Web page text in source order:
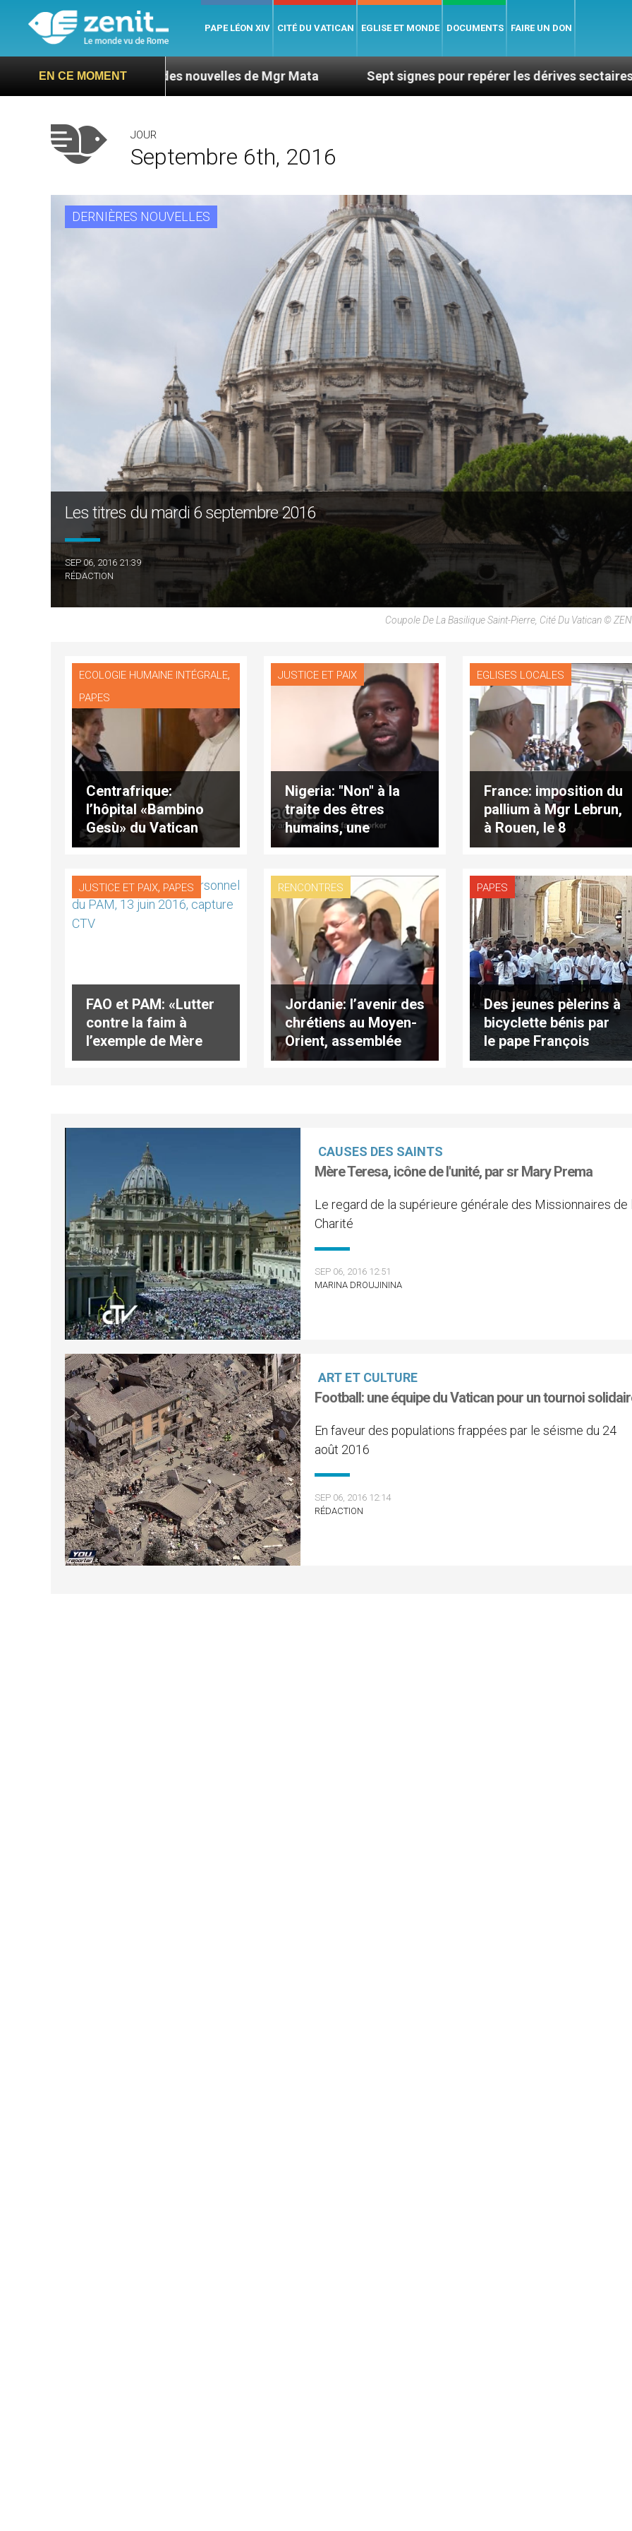
PAPE LÉON XIV CITÉ DU VATICAN EGLISE ET MONDE DOCUMENTS FAIRE UN DON
EN CE MOMENT
exige des nouvelles de Mgr Mata Sept signes pour repérer les dérives sectaires du coaching
JOUR
Septembre 6th, 2016
DERNIÈRES NOUVELLES
Les titres du mardi 6 septembre 2016
SEP 06, 2016 21:39
RÉDACTION
Coupole De La Basilique Saint-Pierre, Cité Du Vatican ©
ECOLOGIE HUMAINE INTÉGRALE,
PAPES
Centrafrique:
l’hôpital «Bambino
Gesù» du Vatican
parraine un hôpital
JUSTICE ET PAIX
Nigeria: "Non" à la
traite des êtres
humains, une
initiative du Vatican
EGLISES LOCALES
France: imposition du
pallium à Mgr Lebrun,
à Rouen, le 8
septembre
JUSTICE ET PAIX, PAPES
FAO et PAM: «Lutter
contre la faim à
l’exemple de Mère
Teresa»
RENCONTRES
Jordanie: l’avenir des
chrétiens au Moyen-
Orient, assemblée
des Eglises
PAPES
Des jeunes pèlerins à
bicyclette bénis par
le pape François
CAUSES DES SAINTS
Mère Teresa, icône de l'unité, par sr Mary Prema
Le regard de la supérieure générale des Missionnaires de
Charité
SEP 06, 2016 12:51
MARINA DROUJININA
ART ET CULTURE
Football: une équipe du Vatican pour un tournoi
En faveur des populations frappées par le séisme du 24
août 2016
SEP 06, 2016 12:14
RÉDACTION